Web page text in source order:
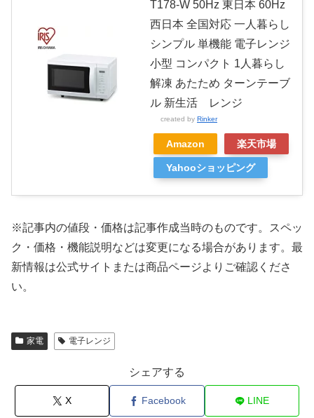
T178-W 50Hz 東日本 60Hz
西日本 全国対応 一人暮らし
シンプル 単機能 電子レンジ
小型 コンパクト 1人暮らし
解凍 あたため ターンテーブ
ル 新生活 レンジ
created by Rinker
Amazon 楽天市場
Yahooショッピング
※記事内の値段・価格は記事作成当時のものです。
スペッ
ク・価格・機能説明などは変更になる場合があります。最
新情報は公式サイトまたは商品ページよりご確認くださ
い。
家電 電子レンジ
シェアする
X Facebook LINE